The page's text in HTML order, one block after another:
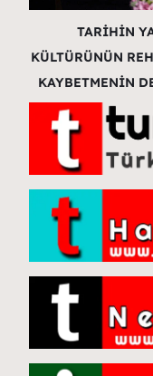
TARİHİN
KÜLTÜRÜNÜN
KAYBETMENİN